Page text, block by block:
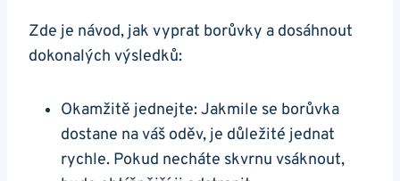
Zde je návod, jak vyprat borůvky a dosáhnout
dokonalých výsledků:
Okamžitě jednejte: Jakmile se borůvka
dostane na váš oděv, je důležité jednat
rychle. Pokud necháte skvrnu vsáknout,